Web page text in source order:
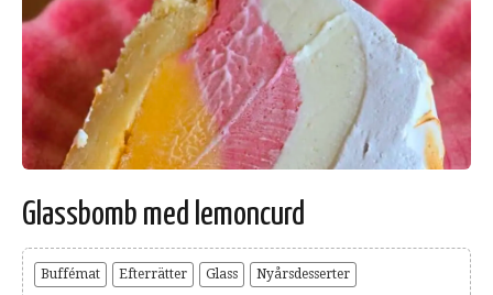
Glassbomb med lemoncurd
Buffémat Efterrätter Glass Nyårsdesserter